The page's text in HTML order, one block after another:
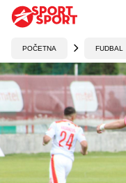
POČETNA FUDBAL